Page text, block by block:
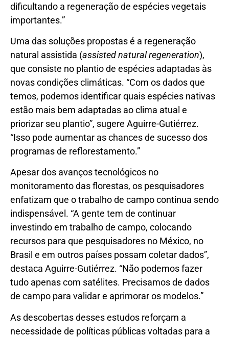
dificultando a regeneração de espécies vegetais
importantes.”
Uma das soluções propostas é a regeneração
natural assistida (assisted natural regeneration),
que consiste no plantio de espécies adaptadas às
novas condições climáticas. “Com os dados que
temos, podemos identificar quais espécies nativas
estão mais bem adaptadas ao clima atual e
priorizar seu plantio”, sugere Aguirre-Gutiérrez.
“Isso pode aumentar as chances de sucesso dos
programas de reflorestamento.”
Apesar dos avanços tecnológicos no
monitoramento das florestas, os pesquisadores
enfatizam que o trabalho de campo continua sendo
indispensável. “A gente tem de continuar
investindo em trabalho de campo, colocando
recursos para que pesquisadores no México, no
Brasil e em outros países possam coletar dados”,
destaca Aguirre-Gutiérrez. “Não podemos fazer
tudo apenas com satélites. Precisamos de dados
de campo para validar e aprimorar os modelos.”
As descobertas desses estudos reforçam a
necessidade de políticas públicas voltadas para a